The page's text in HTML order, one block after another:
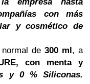
con más
y cosmético de
de 300 ml, a
con menta y
y 0 % Siliconas.